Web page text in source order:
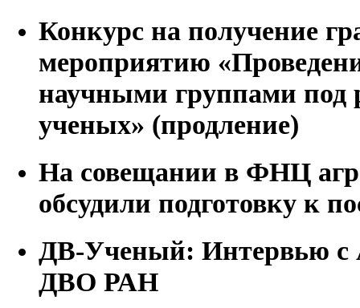
Конкурс на получение
мероприятию
научными группами под
ученых» (продление)
На совещании в ФНЦ
обсудили подготовку к
ДВ-Ученый: Интервью
ДВО РАН